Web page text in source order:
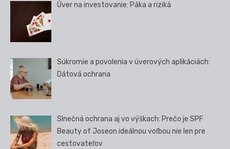
Úver na investovanie: Páka a riziká
Súkromie a povolenia v úverových aplikáciách:
Dátová ochrana
Slnečná ochrana aj vo výškach: Prečo je SPF
Beauty of Joseon ideálnou voľbou nie len pre
cestovateľov